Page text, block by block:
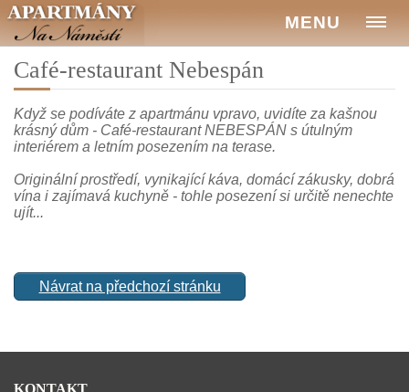
MENU
Café-restaurant Nebespán
Když se podíváte z apartmánu vpravo, uvidíte za kašnou
krásný dům - Café-restaurant NEBESPÁN s útulným
interiérem a letním posezením na terase.
Originální prostředí, vynikající káva, domácí zákusky, dobrá
vína i zajímavá kuchyně - tohle posezení si určitě nenechte
ujít...
Návrat na předchozí stránku
KONTAKT